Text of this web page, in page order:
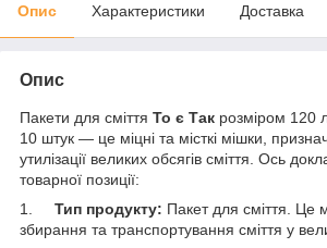
Опис Характеристики Доставка
Опис
Пакети для сміття To є Так розміром 120
10 штук — це міцні та місткі мішки,
утилізації великих обсягів сміття. Ось
товарної позиції:
1. Тип продукту: Пакет для сміття. Це
збирання та транспортування сміття у